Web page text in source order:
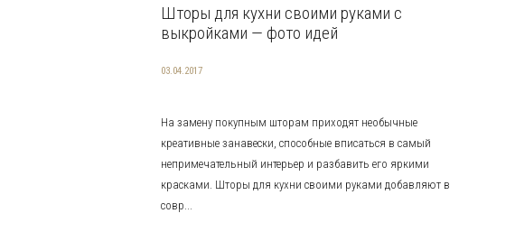
Шторы для кухни своими руками с
выкройками — фото идей
03.04.2017
На замену покупным шторам приходят необычные
креативные занавески, способные вписаться в самый
непримечательный интерьер и разбавить его яркими
красками. Шторы для кухни своими руками добавляют в
совр...